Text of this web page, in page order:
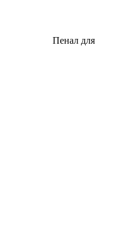
Пенал для